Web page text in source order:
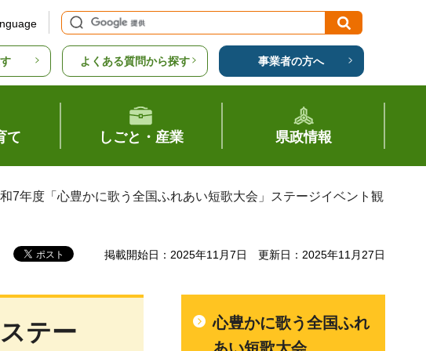
よくある質問から探す 事業者の方へ
て しごと・産業 県政情報
7年度「心豊かに歌う全国ふれあい短歌大会」ステージイベント観
掲載開始日：2025年11月7日 更新日：2025年11月27日
テー
心豊かに歌う全国ふれ